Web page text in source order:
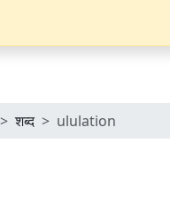
शब्द ululation